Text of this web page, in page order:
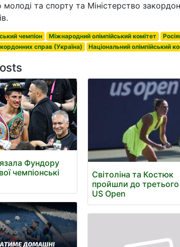
молоді та спорту та Міністерство
чемпіон Міжнародний олімпійський комітет
справ (Україна)
Національний олімпійський
Фундору
чемпіонські
Світоліна та Костюк
пройшли до
US Open